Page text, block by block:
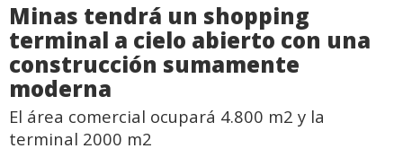
Minas tendrá un shopping
terminal a cielo abierto con una
construcción sumamente
moderna
El área comercial ocupará 4.800 m2 y la
terminal 2000 m2